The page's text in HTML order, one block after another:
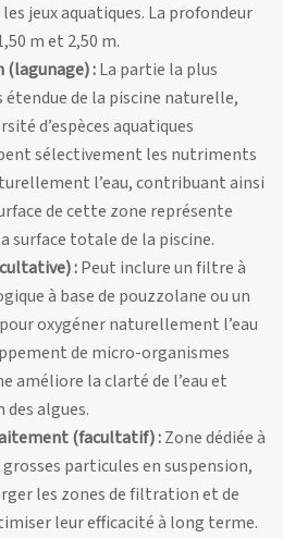
jeux aquatiques. La profondeur
m et 2,50 m.
(lagunage) :La partie la plus
de la piscine naturelle,
d’espèces aquatiques
sélectivement les nutriments
l’eau, contribuant ainsi
de cette zone représente
surface totale de la piscine.
:Peut inclure un filtre à
à base de pouzzolane ou un
oxygéner naturellement l’eau
de micro-organismes
améliore la clarté de l’eau et
algues.
(facultatif) :Zone dédiée à
particules en suspension,
les zones de filtration et de
leur efficacité à long terme.